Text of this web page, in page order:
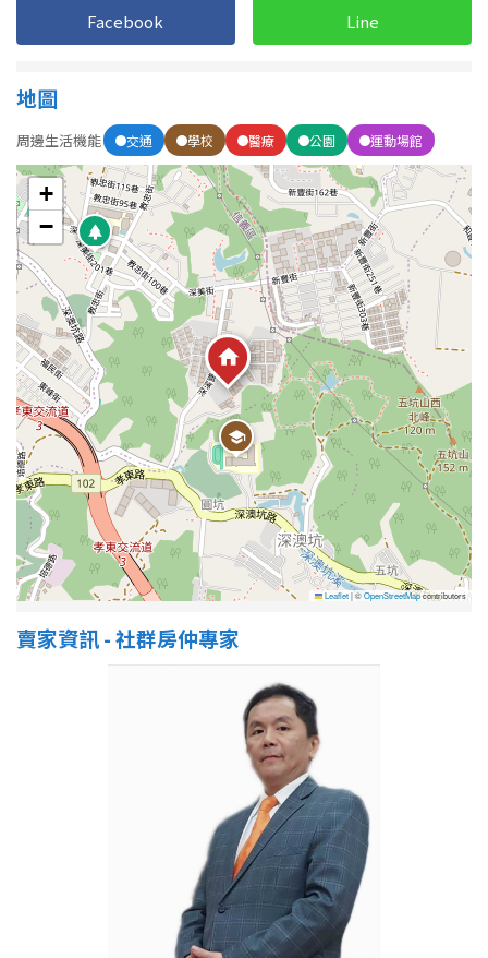
Facebook Line
地圖
周邊生活機能 交通 學校 醫療 公園 運動場館
+
−
Leaflet|©OpenStreetMapcontributors
賣家資訊 - 社群房仲專家